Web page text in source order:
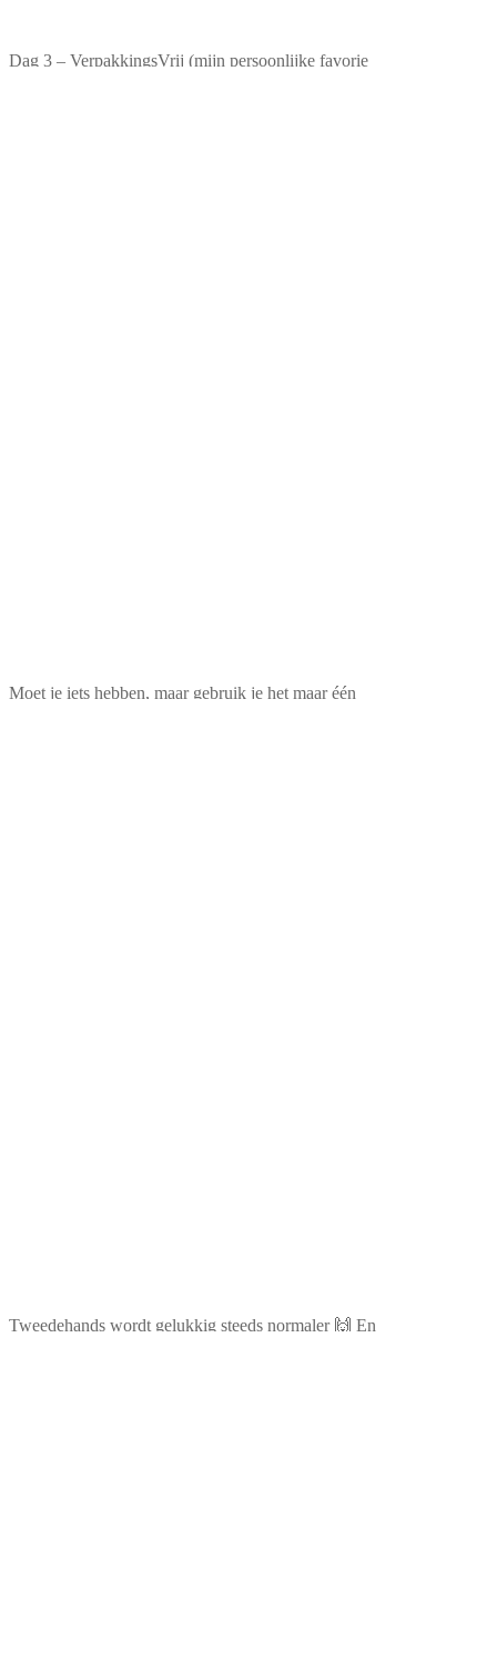
Dag 3 – VerpakkingsVrij (mijn persoonlijke favorie
Moet je iets hebben, maar gebruik je het maar één
Tweedehands wordt gelukkig steeds normaler 🙌 En